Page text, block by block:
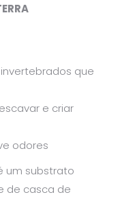
que
e criar
odores
um substrato
de casca de